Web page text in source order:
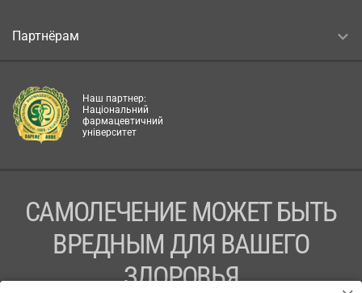
Партнёрам
Наш партнер:
Національний
фармацевтичний
університет
САМОЛЕЧЕНИЕ МОЖЕТ БЫТЬ
ВРЕДНЫМ ДЛЯ ВАШЕГО
ЗДОРОВЬЯ